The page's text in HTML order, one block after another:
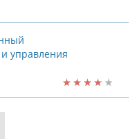
управления